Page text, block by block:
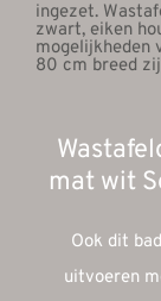
mat wit
Ook dit
uitvoeren